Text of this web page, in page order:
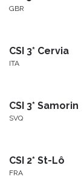
GBR
CSI 3* Cervia
ITA
CSI 3* Samorin
SVQ
CSI 2* St-Lô
FRA